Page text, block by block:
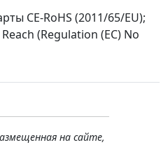
CE-RoHS (2011/65/EU);
(Regulation (EC) No
на сайте,